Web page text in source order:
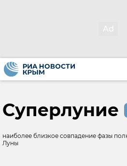
Суперлуние
наиболее близкое совпадение фазы
Луны